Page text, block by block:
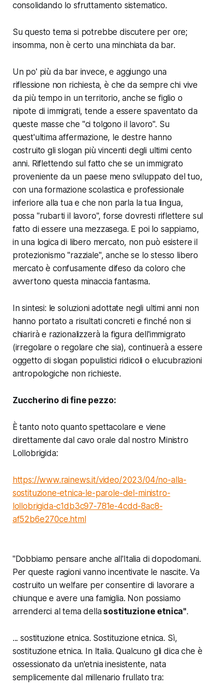
consolidando lo sfruttamento sistematico.
Su questo tema si potrebbe discutere per ore;
insomma, non è certo una minchiata da bar.
Un po' più da bar invece, e aggiungo una
riflessione non richiesta, è che da sempre chi vive
da più tempo in un territorio, anche se figlio o
nipote di immigrati, tende a essere spaventato da
queste masse che "ci tolgono il lavoro". Su
quest'ultima affermazione, le destre hanno
costruito gli slogan più vincenti degli ultimi cento
anni. Riflettendo sul fatto che se un immigrato
proveniente da un paese meno sviluppato del tuo,
con una formazione scolastica e professionale
inferiore alla tua e che non parla la tua lingua,
possa "rubarti il lavoro", forse dovresti riflettere sul
fatto di essere una mezzasega. E poi lo sappiamo,
in una logica di libero mercato, non può esistere il
protezionismo "razziale", anche se lo stesso libero
mercato è confusamente difeso da coloro che
avvertono questa minaccia fantasma.
In sintesi: le soluzioni adottate negli ultimi anni non
hanno portato a risultati concreti e finché non si
chiarirà e razionalizzerà la figura dell'immigrato
(irregolare o regolare che sia), continuerà a essere
oggetto di slogan populistici ridicoli o elucubrazioni
antropologiche non richieste.
Zuccherino di fine pezzo:
È tanto noto quanto spettacolare e viene
direttamente dal cavo orale dal nostro Ministro
Lollobrigida:
https://www.rainews.it/video/2023/04/no-alla-
sostituzione-etnica-le-parole-del-ministro-
lollobrigida-c1db3c97-781e-4cdd-8ac8-
af52b6e270ce.html
"Dobbiamo pensare anche all'Italia di dopodomani.
Per queste ragioni vanno incentivate le nascite. Va
costruito un welfare per consentire di lavorare a
chiunque e avere una famiglia. Non possiamo
arrenderci al tema dellasostituzione etnica".
... sostituzione etnica. Sostituzione etnica. Sì,
sostituzione etnica. In Italia. Qualcuno gli dica che è
ossessionato da un'etnia inesistente, nata
semplicemente dal millenario frullato tra: